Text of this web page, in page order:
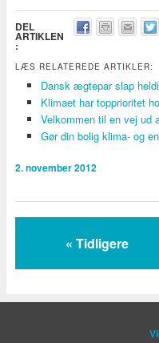
DEL
ARTIKLEN
:
LÆS RELATEREDE ARTIKLER:
Dansk ægtepar slap
Klimaet har topprioritet
Velkommen til en vej ud
Gør din bolig klima- og
2. november 2012
« Tidligere